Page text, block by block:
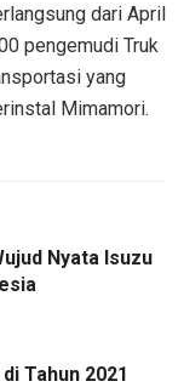
dari April
pengemudi Truk
yang
Mimamori.
Nyata Isuzu
Tahun 2021